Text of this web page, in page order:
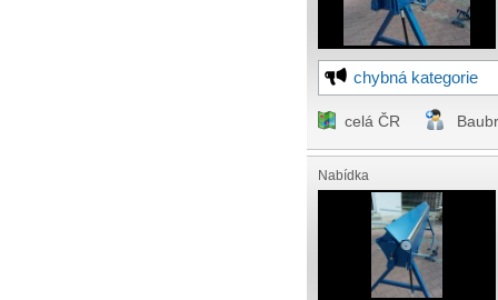
chybná kategorie
celá ČR
Nabídka